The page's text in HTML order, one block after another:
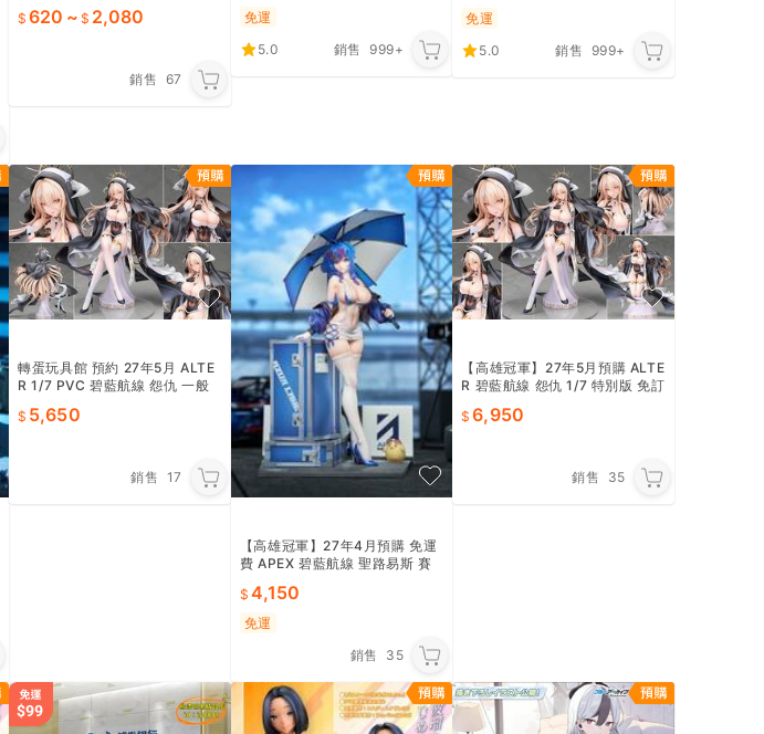
620 ~ 2,080
銷售 67
免運
5.0
銷售 999+
免運
5.0
銷售 999+
轉蛋玩具館 預約 27年5月 ALTE
R 1/7 PVC 碧藍航線 怨仇 一般
5,650
銷售 17
【高雄冠軍】27年4月預購 免運
費 APEX 碧藍航線 聖路易斯 賽
4,150
免運
銷售
35
【高雄冠軍】27年5月預購 ALTE
R 碧藍航線 怨仇 1/7 特別版 免訂
6,950
銷售 35